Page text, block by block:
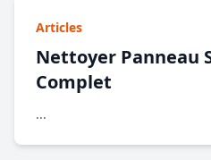
Articles
Nettoyer Panneau
Complet
...